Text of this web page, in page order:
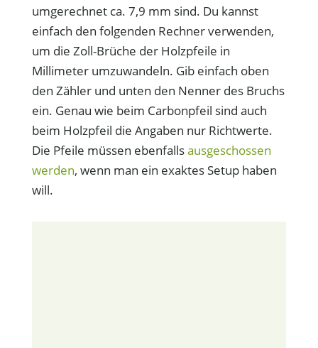
umgerechnet ca. 7,9 mm sind. Du kannst
einfach den folgenden Rechner verwenden,
um die Zoll-Brüche der Holzpfeile in
Millimeter umzuwandeln. Gib einfach oben
den Zähler und unten den Nenner des Bruchs
ein. Genau wie beim Carbonpfeil sind auch
beim Holzpfeil die Angaben nur Richtwerte.
Die Pfeile müssen ebenfallsausgeschossen
werden, wenn man ein exaktes Setup haben
will.